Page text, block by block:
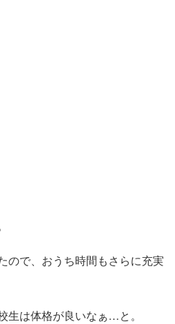
ので、おうち時間もさらに充実
生は体格が良いなぁ…と。